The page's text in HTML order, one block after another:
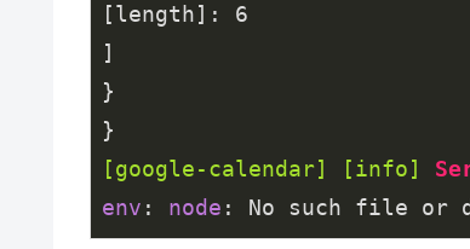
[length]: 6
]
}
[google-calendar]
[info]
env : node : No such file or